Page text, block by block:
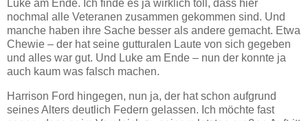
Luke am Ende. Ich finde es ja wirklich toll, dass hier
nochmal alle Veteranen zusammen gekommen sind. Und
manche haben ihre Sache besser als andere gemacht. Etwa
Chewie – der hat seine gutturalen Laute von sich gegeben
und alles war gut. Und Luke am Ende – nun der konnte ja
auch kaum was falsch machen.
Harrison Ford hingegen, nun ja, der hat schon aufgrund
seines Alters deutlich Federn gelassen. Ich möchte fast